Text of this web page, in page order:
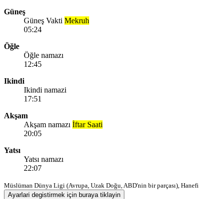
Güneş
Güneş Vakti Mekruh
05:24
Öğle
Öğle namazı
12:45
Ikindi
Ikindi namazi
17:51
Akşam
Akşam namazı İftar Saati
20:05
Yatsı
Yatsı namazı
22:07
Müslüman Dünya Ligi (Avrupa, Uzak Doğu, ABD'nin bir parçası), Hanefi
Ayarlari degistirmek için buraya tiklayin